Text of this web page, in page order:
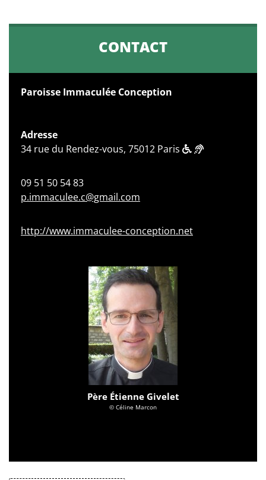
CONTACT
Paroisse Immaculée Conception
Adresse
34 rue du Rendez-vous, 75012 Paris
09 51 50 54 83
p.immaculee.c@gmail.com
http://www.immaculee-conception.net
Père Étienne Givelet
© Céline Marcon